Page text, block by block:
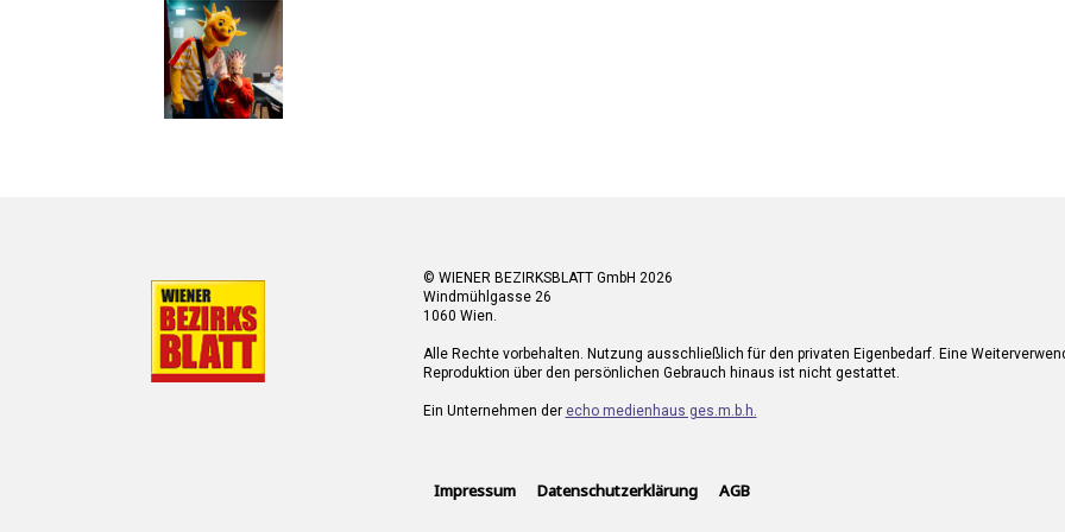
© WIENER BEZIRKSBLATT GmbH 2026
Windmühlgasse 26
1060 Wien.
Alle Rechte vorbehalten. Nutzung ausschließlich für den privaten Eigenbedarf. Eine
Reproduktion über den persönlichen Gebrauch hinaus ist nicht gestattet.
Ein Unternehmen der echo medienhaus ges.m.b.h.
Impressum Datenschutzerklärung AGB